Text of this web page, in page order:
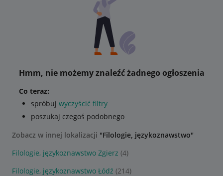
Hmm, nie możemy znaleźć żadnego ogłoszenia
Co teraz:
spróbuj wyczyścić filtry
poszukaj czegoś podobnego
Zobacz w innej lokalizacji "Filologie, językoznawstwo"
Filologie, językoznawstwo Zgierz (4)
Filologie, językoznawstwo Łódź (214)